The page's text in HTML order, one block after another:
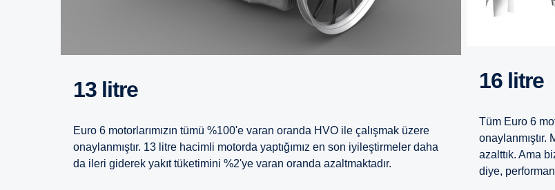
13 litre
Euro 6 motorlarımızın tümü %100'e varan oranda HVO ile çalışmak üzere
onaylanmıştır. 13 litre hacimli motorda yaptığımız en son iyileştirmeler daha
da ileri giderek yakıt tüketimini %2'ye varan oranda azaltmaktadır.
16 litre
Tüm Euro 6
onaylanmıştır.
azalttık. Ama
diye,